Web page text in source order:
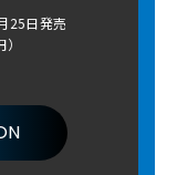
25日発売